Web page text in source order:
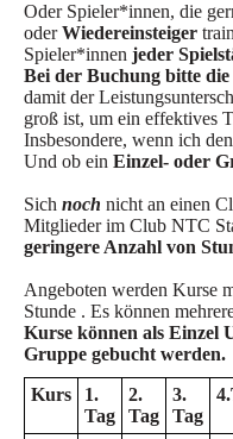
Oder Spieler*innen, die
oderWiedereinsteiger
Spieler*innen jeder
Bei der Buchung bitte
damit der
groß ist, um ein effektives
Insbesondere, wenn ich
Und ob ein Einzel- oder
Sich noch nicht an einen
Mitglieder im Club NTC
geringere Anzahl von
Angeboten werden Kurse
Stunde . Es können
Kurse können als Einzel
Gruppe gebucht werden.
Kurs
1.
Tag
2.
Tag
3.
Tag